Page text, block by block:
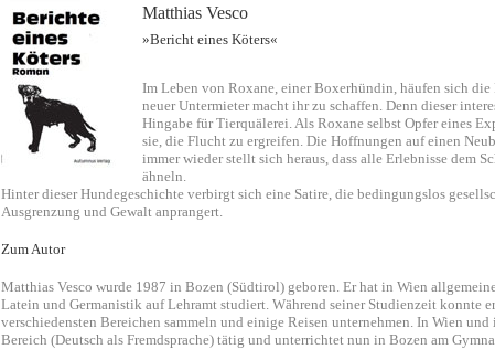
Matthias Vesco
»Bericht eines Köters«
Im Leben von Roxane, einer Boxerhündin, häufen sich die
neuer Untermieter macht ihr zu schaffen. Denn dieser
Hingabe für Tierquälerei. Als Roxane selbst Opfer eines
sie, die Flucht zu ergreifen. Die Hoffnungen auf einen
immer wieder stellt sich heraus, dass alle Erlebnisse dem
ähneln.
Hinter dieser Hundegeschichte verbirgt sich eine Satire, die bedingungslos
Ausgrenzung und Gewalt anprangert.
Zum Autor
Matthias Vesco wurde 1987 in Bozen (Südtirol) geboren. Er hat in Wien
Latein und Germanistik auf Lehramt studiert. Während seiner Studienzeit konnte
verschiedensten Bereichen sammeln und einige Reisen unternehmen. In Wien und
Bereich (Deutsch als Fremdsprache) tätig und unterrichtet nun in Bozen am